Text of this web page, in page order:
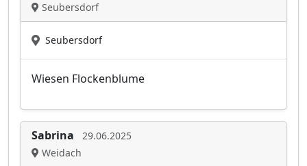
Seubersdorf
Seubersdorf
Wiesen Flockenblume
Sabrina
29.06.2025
Weidach